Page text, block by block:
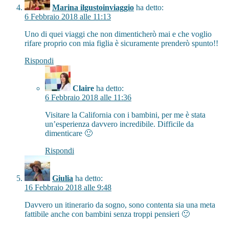
Marina ilgustoinviaggio ha detto:
6 Febbraio 2018 alle 11:13
Uno di quei viaggi che non dimenticherò mai e che voglio
rifare proprio con mia figlia è sicuramente prenderò spunto!!
Rispondi
Claire ha detto:
6 Febbraio 2018 alle 11:36
Visitare la California con i bambini, per me è stata
un’esperienza davvero incredibile. Difficile da
dimenticare 🙂
Rispondi
Giulia ha detto:
16 Febbraio 2018 alle 9:48
Davvero un itinerario da sogno, sono contenta sia una meta
fattibile anche con bambini senza troppi pensieri 🙂